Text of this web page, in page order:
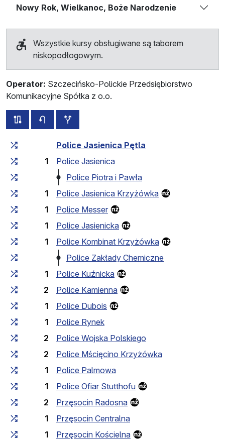
Nowy Rok, Wielkanoc, Boże Narodzenie
Wszystkie kursy obsługiwane są taborem
niskopodłogowym.
Operator: Szczecińsko-Polickie Przedsiębiorstwo
Komunikacyjne Spółka z o.o.
wszystkie trasy tej linii
rozkład jazdy dla przeciwnego kierunku
Czas przejazdu narastająco Czas przejazdu między
Police Jasienica Pętla
1
Police Jasienica
Police Piotra i Pawła
1
Police Jasienica Krzyżówka
1
Police Messer
1
Police Jasienicka
1
Police Kombinat Krzyżówka
Police Zakłady Chemiczne
1
Police Kuźnicka
2
Police Kamienna
1
Police Dubois
1
Police Rynek
2
Police Wojska Polskiego
2
Police Mścięcino Krzyżówka
1
Police Palmowa
1
Police Ofiar Stutthofu
2
Przęsocin Radosna
1
Przęsocin Centralna
1
Przęsocin Kościelna